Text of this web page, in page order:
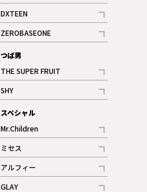
記事
ギャラリー
DXTEEN
記事
ギャラリー
ZEROBASEONE
記事
つば男
THE SUPER FRUIT
記事
SHY
記事
スペシャル
Mr.Children
記事
ミセス
記事
アルフィー
記事
GLAY